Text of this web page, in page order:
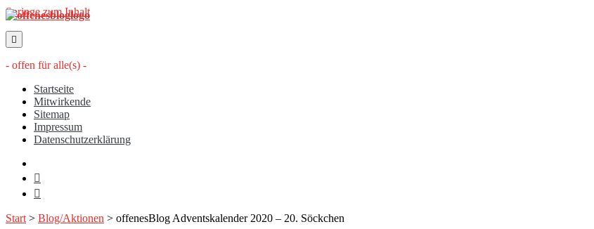
Springe zum Inhalt
offenesblog.de
- offen für alle(s) -
Startseite
Mitwirkende
Sitemap
Impressum
Datenschutzerklärung
Start > Blog/Aktionen > offenesBlog Adventskalender 2020 – 20. Söckchen